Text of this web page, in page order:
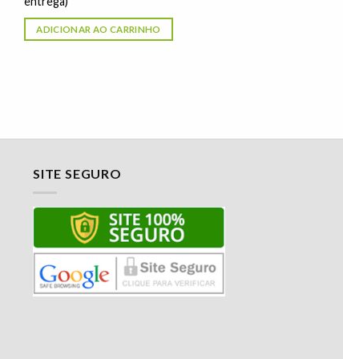
ADICIONAR AO CARRINHO
SITE SEGURO